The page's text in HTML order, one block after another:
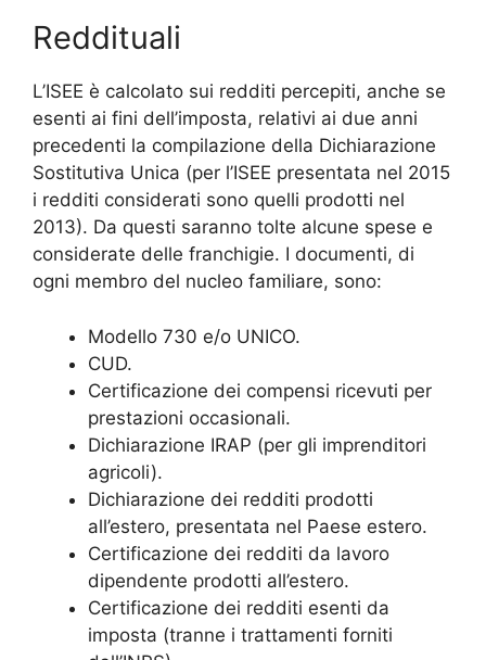
Reddituali
L’ISEE è calcolato sui redditi percepiti, anche se
esenti ai fini dell’imposta, relativi ai due anni
precedenti la compilazione della Dichiarazione
Sostitutiva Unica (per l’ISEE presentata nel 2015
i redditi considerati sono quelli prodotti nel
2013). Da questi saranno tolte alcune spese e
considerate delle franchigie. I documenti, di
ogni membro del nucleo familiare, sono:
Modello 730 e/o UNICO.
CUD.
Certificazione dei compensi ricevuti per
prestazioni occasionali.
Dichiarazione IRAP (per gli imprenditori
agricoli).
Dichiarazione dei redditi prodotti
all’estero, presentata nel Paese estero.
Certificazione dei redditi da lavoro
dipendente prodotti all’estero.
Certificazione dei redditi esenti da
imposta (tranne i trattamenti forniti